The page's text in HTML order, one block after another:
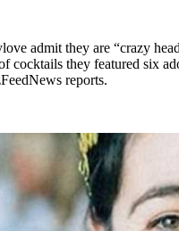
admit they are “crazy
cocktails they featured six
reports.